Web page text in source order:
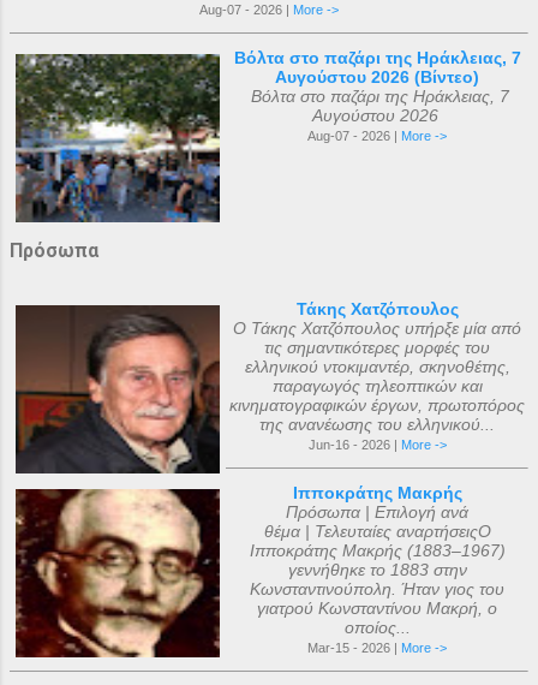
Aug-07 - 2026 | More ->
Βόλτα στο παζάρι της Ηράκλειας, 7
Αυγούστου 2026 (Βίντεο)
Βόλτα στο παζάρι της Ηράκλειας, 7
Αυγούστου 2026
Aug-07 - 2026 | More ->
Πρόσωπα
Τάκης Χατζόπουλος
Ο Τάκης Χατζόπουλος υπήρξε μία από
τις σημαντικότερες μορφές του
ελληνικού ντοκιμαντέρ, σκηνοθέτης,
παραγωγός τηλεοπτικών και
κινηματογραφικών έργων, πρωτοπόρος
της ανανέωσης του ελληνικού...
Jun-16 - 2026 | More ->
Ιπποκράτης Μακρής
Πρόσωπα | Επιλογή ανά
θέμα | Τελευταίες αναρτήσειςΟ
Ιπποκράτης Μακρής (1883–1967)
γεννήθηκε το 1883 στην
Κωνσταντινούπολη. Ήταν γιος του
γιατρού Κωνσταντίνου Μακρή, ο
οποίος...
Mar-15 - 2026 | More ->